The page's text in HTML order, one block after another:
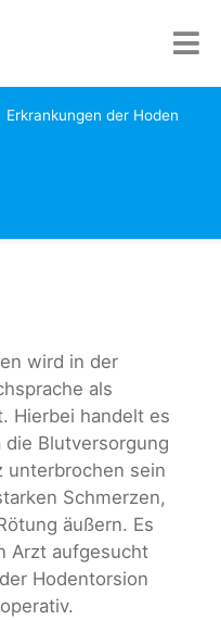
Erkrankungen der Hoden
wird in der
als
Hierbei handelt es
Blutversorgung
unterbrochen sein
Schmerzen,
äußern. Es
Arzt aufgesucht
Hodentorsion